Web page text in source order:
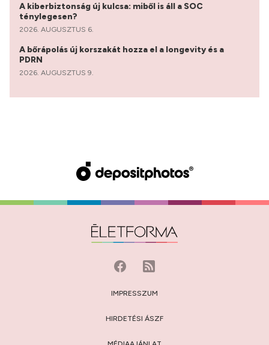
A kiberbiztonság új kulcsa: miből is áll a SOC
ténylegesen?
2026. AUGUSZTUS 6.
A bőrápolás új korszakát hozza el a longevity és a
PDRN
2026. AUGUSZTUS 9.
IMPRESSZUM
HIRDETÉSI ÁSZF